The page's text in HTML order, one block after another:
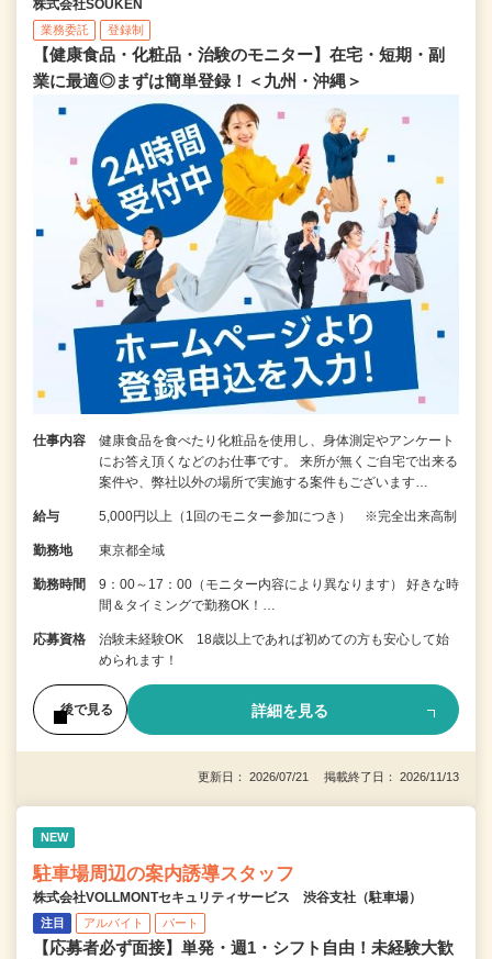
株式会社SOUKEN
業務委託 登録制
【健康食品・化粧品・治験のモニター】在宅・短期・副
業に最適◎まずは簡単登録！＜九州・沖縄＞
仕事内容
健康食品を食べたり化粧品を使用し、身体測定やアンケート
にお答え頂くなどのお仕事です。 来所が無くご自宅で出来る
案件や、弊社以外の場所で実施する案件もございます…
給与 5,000円以上（1回のモニター参加につき） ※完全出来高制
勤務地 東京都全域
勤務時間
9：00～17：00（モニター内容により異なります） 好きな時
間＆タイミングで勤務OK！…
応募資格
治験未経験OK 18歳以上であれば初めての方も安心して始
められます！
後で見る 詳細を見る
更新日： 2026/07/21 掲載終了日： 2026/11/13
NEW
駐車場周辺の案内誘導スタッフ
株式会社VOLLMONTセキュリティサービス 渋谷支社（駐車場）
注目 アルバイト パート
【応募者必ず面接】単発・週1・シフト自由！未経験大歓